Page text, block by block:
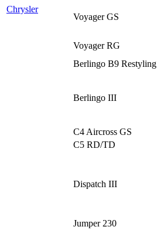
Chrysler
Voyager GS
Voyager RG
Berlingo B9 Restyling
Berlingo III
C4 Aircross GS
C5 RD/TD
Dispatch III
Jumper 230